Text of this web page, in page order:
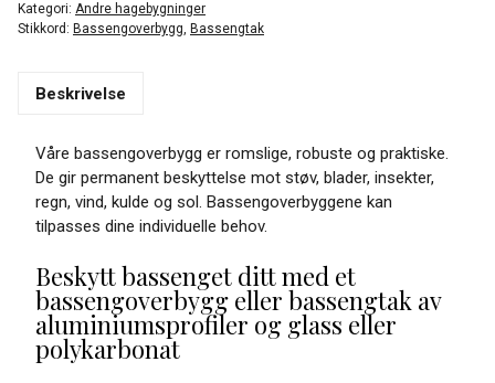
Kategori: Andre hagebygninger
Stikkord: Bassengoverbygg, Bassengtak
Beskrivelse
Våre bassengoverbygg er romslige, robuste og praktiske.
De gir permanent beskyttelse mot støv, blader, insekter,
regn, vind, kulde og sol. Bassengoverbyggene kan
tilpasses dine individuelle behov.
Beskytt bassenget ditt med et
bassengoverbygg eller bassengtak av
aluminiumsprofiler og glass eller
polykarbonat